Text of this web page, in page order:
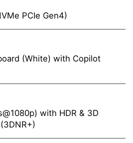
PCIe Gen4)
(White) with Copilot
with HDR & 3D